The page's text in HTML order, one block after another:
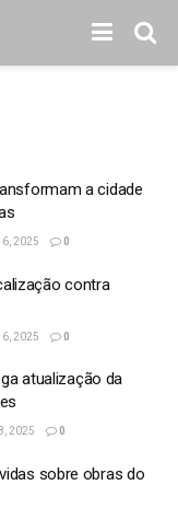
a cidade
2025 0
contra
2025 0
atualização da
2025 0
sobre obras do